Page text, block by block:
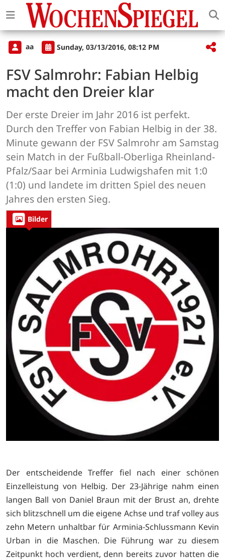
aa Sunday, 03/13/2016, 08:12 PM
FSV Salmrohr: Fabian Helbig
macht den Dreier klar
Der erste Dreier im Jahr 2016 ist perfekt.
Durch den Treffer von Fabian Helbig in der 38.
Minute gewann der FSV Salmrohr am Samstag
sein Match in der Fußball-Oberliga Rheinland-
Pfalz/Saar bei Arminia Ludwigshafen mit 1:0
(1:0) und landete im dritten Spiel des neuen
Jahres den ersten Sieg.
Bilder
Der entscheidende Treffer fiel nach einer schönen
Einzelleistung von Helbig. Der 23-Jährige nahm einen
langen Ball von Daniel Braun mit der Brust an, drehte
sich blitzschnell um die eigene Achse und traf volley aus
zehn Metern unhaltbar für Arminia-Schlussmann Kevin
Urban in die Maschen. Die Führung war zu diesem
Zeitpunkt hoch verdient, denn bereits zuvor hatten die